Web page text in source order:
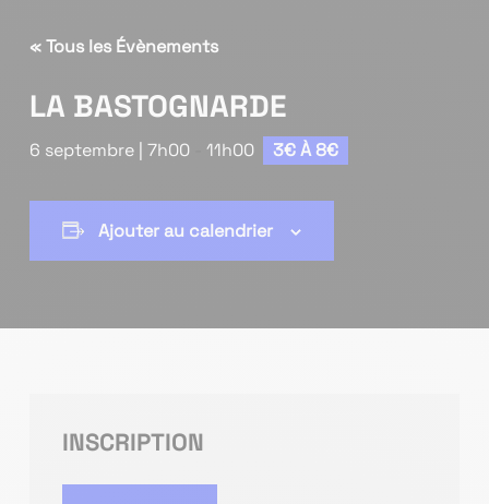
« Tous les Évènements
LA BASTOGNARDE
6 septembre | 7h00- 11h00 3€ À 8€
Ajouter au calendrier
INSCRIPTION